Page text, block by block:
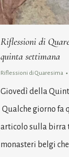
Riflessioni di
quinta settimana
Riflessioni di Quaresima
Giovedì della
Qualche giorno fa
articolo sulla birra
monasteri belgi